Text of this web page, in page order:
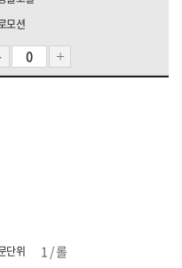
1 / 롤